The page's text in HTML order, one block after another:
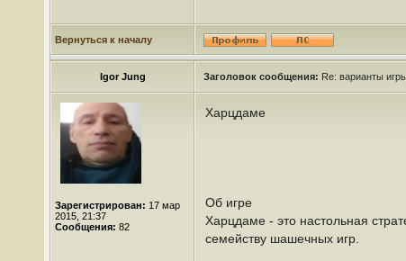
Вернуться к началу
Igor Jung Заголовок сообщения: Re: варианты
Зарегистрирован: 17 мар
2015, 21:37
Сообщения: 82
Харцдаме
Об игре
Харцдаме - это настольная
семейству шашечных игр.